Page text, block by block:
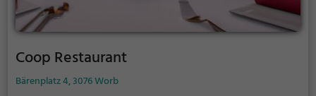
Coop Restaurant
Bärenplatz 4, 3076 Worb